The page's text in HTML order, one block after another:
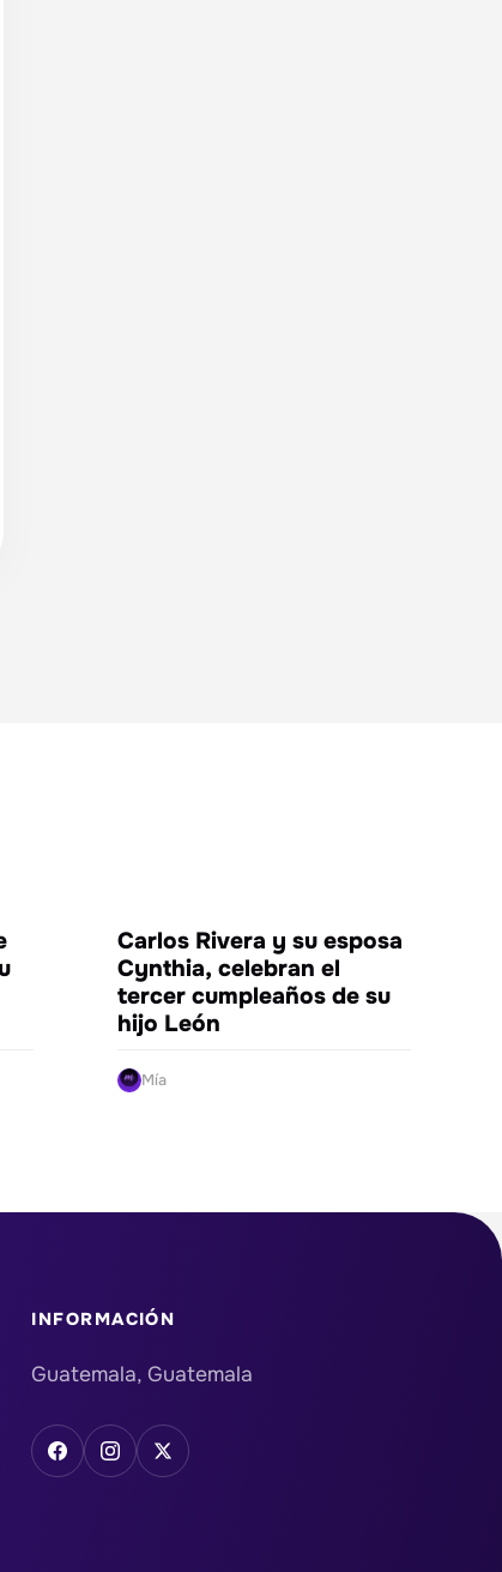
Carlos Rivera y su esposa
Cynthia, celebran el
tercer cumpleaños de su
hijo León
Mía
INFORMACIÓN
Guatemala, Guatemala